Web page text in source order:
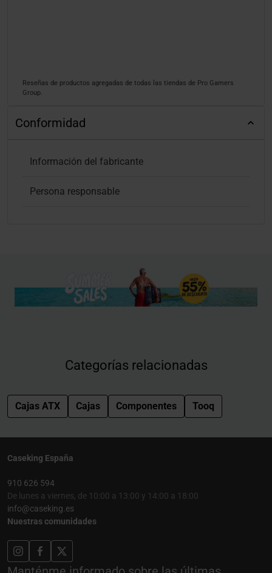
Reseñas de productos agregadas de todas las tiendas de Pro Gamers
Group.
Conformidad
Información del fabricante
Persona responsable
Categorías relacionadas
Cajas ATX Cajas Componentes Tooq
Caseking España
910 626 594
De lunes a viernes, de 10:00 a 13:00 y 14:00 a 18:00
info@caseking.es
Nuestras comunidades